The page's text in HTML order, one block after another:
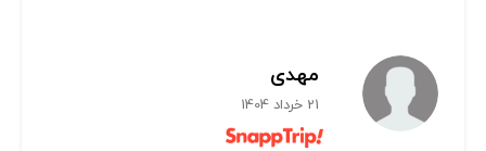
مهدی
21 خرداد 1404